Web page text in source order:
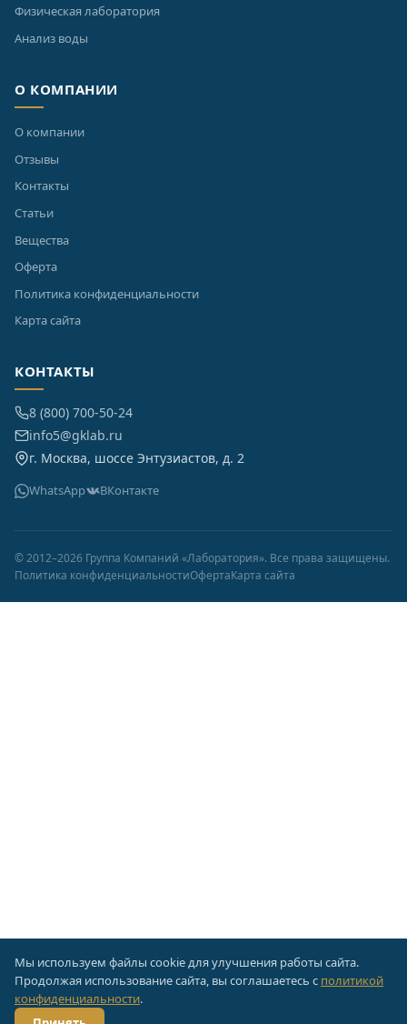
Физическая лаборатория
Анализ воды
О КОМПАНИИ
О компании
Отзывы
Контакты
Статьи
Вещества
Оферта
Политика конфиденциальности
Карта сайта
КОНТАКТЫ
8 (800) 700-50-24
info5@gklab.ru
г. Москва, шоссе Энтузиастов, д. 2
WhatsApp ВКонтакте
© 2012–2026 Группа Компаний «Лаборатория». Все права защищены.
Политика конфиденциальностиОфертаКарта сайта
Мы используем файлы cookie для улучшения работы сайта.
Продолжая использование сайта, вы соглашаетесь с политикой
конфиденциальности.